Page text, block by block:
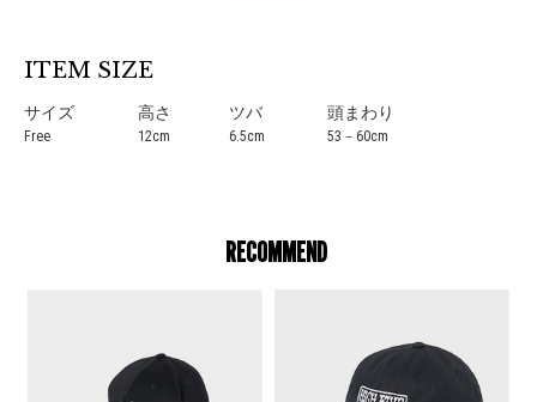
ITEM SIZE
サイズ 高さ ツバ 頭まわり
Free 12cm 6.5cm 53－60cm
RECOMMEND